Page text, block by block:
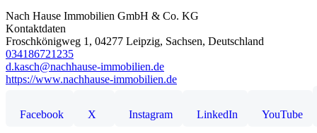
Nach Hause Immobilien GmbH & Co. KG
Kontaktdaten
Froschkönigweg 1, 04277 Leipzig, Sachsen, Deutschland
034186721235
d.kasch@nachhause-immobilien.de
https://www.nachhause-immobilien.de